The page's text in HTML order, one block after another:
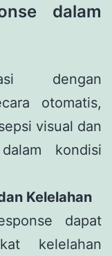
dalam
dengan
otomatis,
visual dan
kondisi
Kelelahan
dapat
kelelahan